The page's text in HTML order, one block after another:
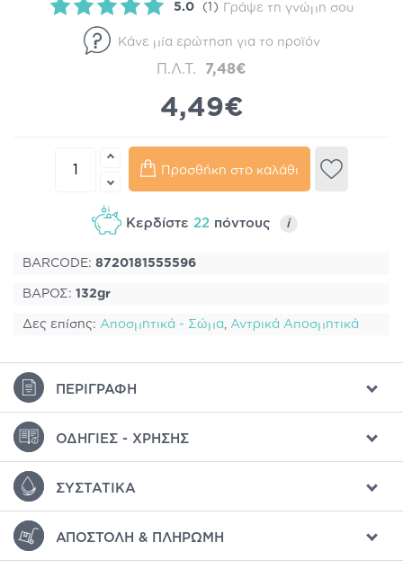
5.0 (1) Γράψε τη γνώμη σου
Κάνε μία ερώτηση για το προϊόν
Π.Λ.Τ. 7,48€
4,49€
Προσθήκη στο καλάθι
Κερδίστε 22 πόντους i
BARCODE: 8720181555596
ΒΑΡΟΣ: 132gr
Δες επίσης: Αποσμητικά - Σώμα, Αντρικά Αποσμητικά
ΠΕΡΙΓΡΑΦΉ
ΟΔΗΓΊΕΣ - ΧΡΉΣΗΣ
ΣΥΣΤΑΤΙΚΆ
ΑΠΟΣΤΟΛΉ & ΠΛΗΡΩΜΉ